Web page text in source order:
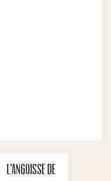
L’angoisse de